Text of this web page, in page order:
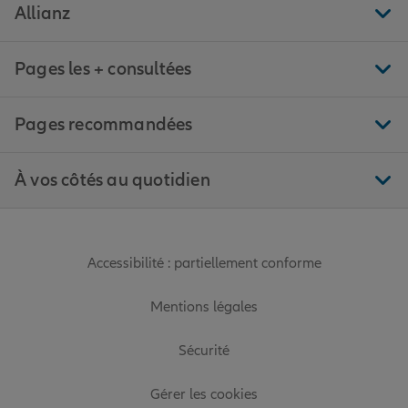
Allianz
Pages les + consultées
Pages recommandées
À vos côtés au quotidien
Accessibilité : partiellement conforme
Mentions légales
Sécurité
Gérer les cookies